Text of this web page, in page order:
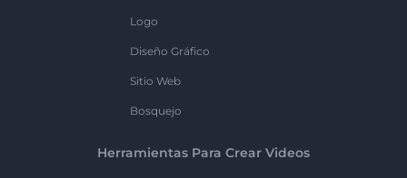
Logo
Diseño Gráfico
Sitio Web
Bosquejo
Herramientas Para Crear Videos